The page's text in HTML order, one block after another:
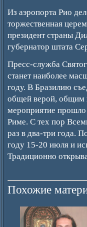
Из аэропорта Рио
торжественная
президент страны
губернатор штата
Пресс-служба
станет наиболее
году. В Бразилию
общей верой, общим
мероприятие
Риме. С тех пор
раз в два-три года.
году 15-20 июля и
Традиционно
Похожие